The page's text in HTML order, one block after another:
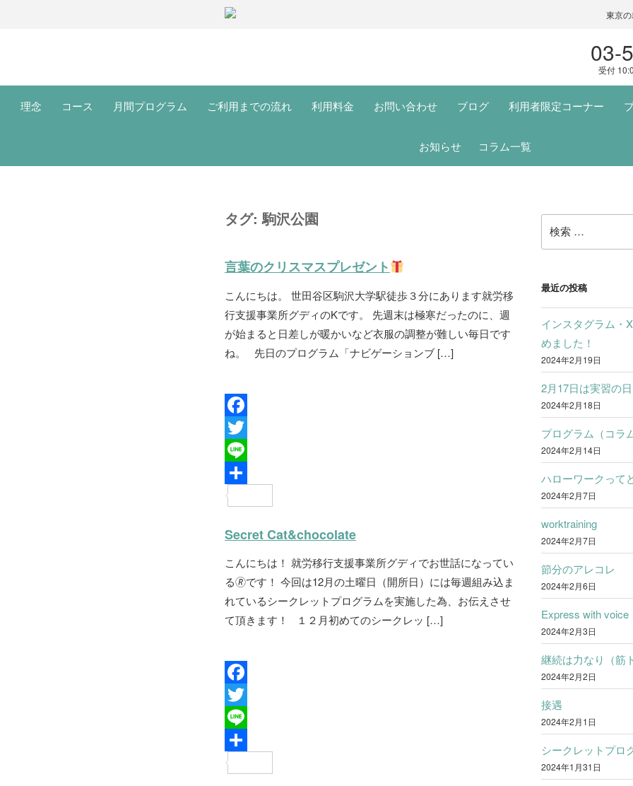
東京
03-
受付
理念 コース 月間プログラム ご利用までの流れ 利用料金 お問い合わせ ブログ 利用者限定コーナー
お知らせ コラム一覧
タグ:駒沢公園
言葉のクリスマスプレゼント
こんにちは。 世田谷区駒沢大学駅徒歩３分にあります就労移
行支援事業所グディのKです。 先週末は極寒だったのに、週
が始まると日差しが暖かいなど衣服の調整が難しい毎日です
ね。 先日のプログラム「ナビゲーションブ […]
F
a
c
e
o
o
k
T
w
i
t
e
r
L
i
e
Secret Cat&chocolate
こんにちは！ 就労移行支援事業所グディでお世話になってい
る🄬です！ 今回は12月の土曜日（開所日）には毎週組み込ま
れているシークレットプログラムを実施した為、お伝えさせ
て頂きます！ １２月初めてのシークレッ […]
F
a
c
e
T
w
i
L
i
索:
最近の投稿
インスタグラム・
めました！
2024年2月19日
2月17日は実習の
2024年2月18日
プログラム（コラ
2024年2月14日
ハローワークって
2024年2月7日
worktraining
2024年2月7日
節分のアレコレ
2024年2月6日
Express with voice
2024年2月3日
継続は力なり（筋
2024年2月2日
接遇
2024年2月1日
シークレットプロ
2024年1月31日